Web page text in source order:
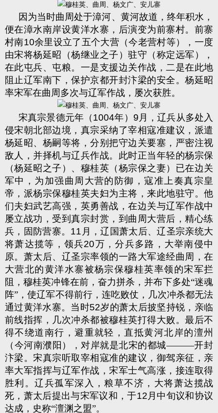
因为当时曲周处于漳河、黄河故道，终年积水，
便在漳水南岸设黄洋水寨，后演变为前寨村。前寨
村南10余里设立了五个大营（今老营村等），一度
由宋将杨延昭（杨继业之子）驻守（称定远军），
在此屯兵、屯粮。一是支援边关作战，二是在此地
阻止辽军南下，保护京都开封汴梁的安全。杨延昭
率宋军在曲周多次与辽军作战，屡次获胜。
宋真宗景德元年（1004年） 9 月，辽兵从多处入
侵宋朝北部边境，真宗采纳了宰相寇准建议，派遣
杨延昭、杨嗣等将，分别把守边关要塞，严密注视
敌人，并择机与辽兵作战。此时正当年轻的杨宗保
（杨延昭之子）、穆桂英（杨宗保之妻）已在边关
军中，为加强曲周大营的防御，寇准上奏真宗皇
帝，派杨宗保穆桂英夫妇为主将，来此地驻守。他
们夫妇武艺高强，英勇善战，在边关与辽军作战中
屡立战功，受到真宗封赏，到曲周大营后，精心练
兵，固防营寨。 11 月，辽国萧太后、辽圣宗亲统大
将萧达揽等，领兵20万，分兵多路，大举南侵中
原。萧太后、辽圣宗率领的一路大军途经曲周，在
大营北的黄洋水寨被杨宗保穆桂英率领的宋军拦
阻，穆桂英冲锋在前，奋力拼杀，并布下多处“迷魂
阵”，使辽军不得前行，连吃败仗，几次冲杀都无法
通过黄洋水寨。当时52岁的萧太后披坚持锐，亲临
前线指挥，几次冲杀都被穆桂英打得大败。最后不
得不绕道南行，避重就轻，直抵黄河北岸的澶州
（今河南濮阳），对岸就是北宋的都城———开封
汴梁。宋真宗听取宰相寇准的建议，御驾亲征，亲
率大军指挥与辽军作战，宋军士气高涨，接连取得
胜利。辽兵孤军深入，粮草不济，大将萧达揽战
死，萧太后提出与宋军议和，于12 月中旬议和协议
达成，史称“澶渊之盟”。